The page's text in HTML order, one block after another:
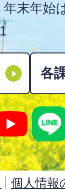
年末年始
各
個人情報